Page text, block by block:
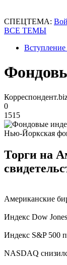
СПЕЦТЕМА:
ВСЕ ТЕМЫ
0
1515
Нью-Йоркская
Торги на
Американские
Индекс Dow
Индекс S&P 500
NASDAQ